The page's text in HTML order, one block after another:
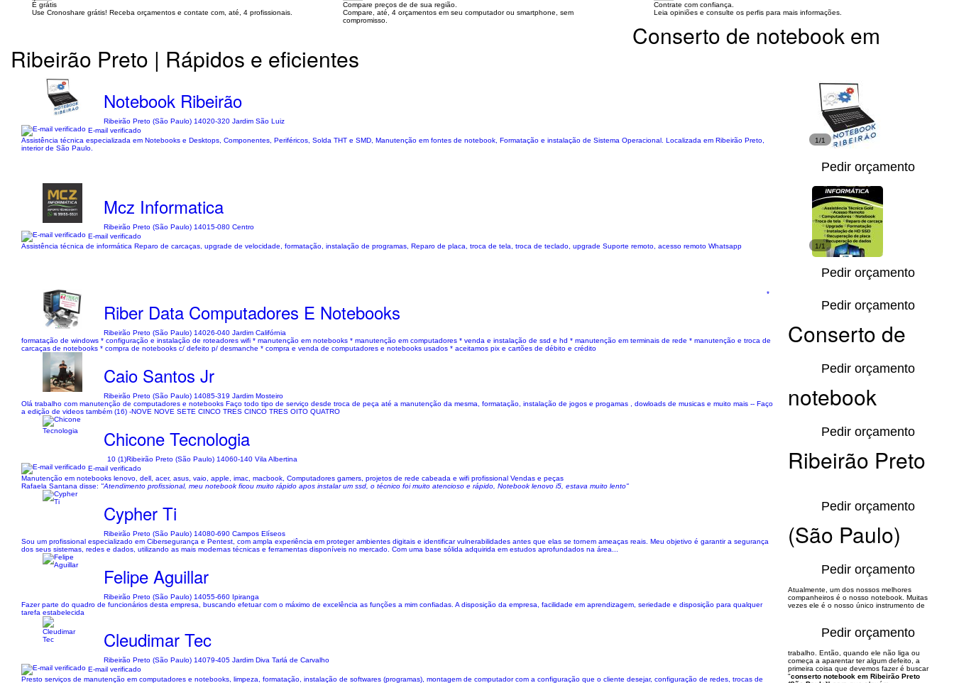
É grátis
Use Cronoshare grátis! Receba orçamentos e contate com, até, 4 profissionais.
Compare preços de de sua região.
Compare, até, 4 orçamentos em seu computador ou smartphone, sem
compromisso.
Contrate com confiança.
Leia opiniões e consulte os perfis para mais informações.
Conserto de notebook em
Ribeirão Preto | Rápidos e eficientes
Notebook Ribeirão
Ribeirão Preto (São Paulo) 14020-320 Jardim São Luiz
E-mail verificado
Assistência técnica especializada em Notebooks e Desktops, Componentes, Periféricos, Solda THT e SMD, Manutenção em fontes de notebook, Formatação e instalação de Sistema Operacional. Localizada em Ribeirão Preto,
interior de São Paulo.
1/1
Pedir orçamento
Mcz Informatica
Ribeirão Preto (São Paulo) 14015-080 Centro
E-mail verificado
Assistência técnica de informática Reparo de carcaças, upgrade de velocidade, formatação, instalação de programas, Reparo de placa, troca de tela, troca de teclado, upgrade Suporte remoto, acesso remoto Whatsapp
1/1
Pedir orçamento
Riber Data Computadores E Notebooks
Ribeirão Preto (São Paulo) 14026-040 Jardim Califórnia
*
formatação de windows * configuração e instalação de roteadores wifi * manutenção em notebooks * manutenção em computadores * venda e instalação de ssd e hd * manutenção em terminais de rede * manutenção e troca de
carcaças de notebooks * compra de notebooks c/ defeito p/ desmanche * compra e venda de computadores e notebooks usados * aceitamos pix e cartões de débito e crédito
Pedir orçamento
Caio Santos Jr
Ribeirão Preto (São Paulo) 14085-319 Jardim Mosteiro
Olá trabalho com manutenção de computadores e notebooks Faço todo tipo de serviço desde troca de peça até a manutenção da mesma, formatação, instalação de jogos e progamas , dowloads de musicas e muito mais -- Faço
a edição de videos também (16) -NOVE NOVE SETE CINCO TRES CINCO TRES OITO QUATRO
Pedir orçamento
Chicone Tecnologia
10 (1)Ribeirão Preto (São Paulo) 14060-140 Vila Albertina
E-mail verificado
Manutenção em notebooks lenovo, dell, acer, asus, vaio, apple, imac, macbook, Computadores gamers, projetos de rede cabeada e wifi profissional Vendas e peças
Rafaela Santana disse: "Atendimento profissional, meu notebook ficou muito rápido apos instalar um ssd, o técnico foi muito atencioso e rápido, Notebook lenovo i5, estava muito lento"
Pedir orçamento
Cypher Ti
Ribeirão Preto (São Paulo) 14080-690 Campos Elíseos
Sou um profissional especializado em Cibersegurança e Pentest, com ampla experiência em proteger ambientes digitais e identificar vulnerabilidades antes que elas se tornem ameaças reais. Meu objetivo é garantir a segurança
dos seus sistemas, redes e dados, utilizando as mais modernas técnicas e ferramentas disponíveis no mercado. Com uma base sólida adquirida em estudos aprofundados na área...
Pedir orçamento
Felipe Aguillar
Ribeirão Preto (São Paulo) 14055-660 Ipiranga
Fazer parte do quadro de funcionários desta empresa, buscando efetuar com o máximo de excelência as funções a mim confiadas. A disposição da empresa, facilidade em aprendizagem, seriedade e disposição para qualquer
tarefa estabelecida
Pedir orçamento
Cleudimar Tec
Ribeirão Preto (São Paulo) 14079-405 Jardim Diva Tarlá de Carvalho
E-mail verificado
Presto serviços de manutenção em computadores e notebooks, limpeza, formatação, instalação de softwares (programas), montagem de computador com a configuração que o cliente desejar, configuração de redes, trocas de
Pedir orçamento
Conserto de
notebook
Ribeirão Preto
(São Paulo)
Atualmente, um dos nossos melhores
companheiros é o nosso notebook. Muitas
vezes ele é o nosso único instrumento de
trabalho. Então, quando ele não liga ou
começa a aparentar ter algum defeito, a
primeira coisa que devemos fazer é buscar
"conserto notebook em Ribeirão Preto